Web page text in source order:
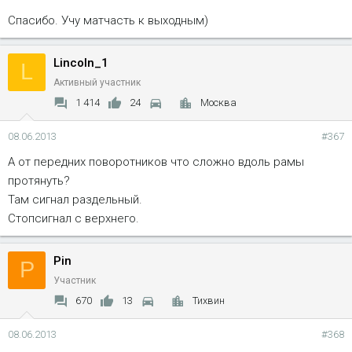
P.S. Если делать на Экспедишне, то можно задний ход
вывести на доп. фару, либо врезать маленький патрон в тот
же нижний прозрачный сектор и запитать все там. Надо не
забыть в этом случае проверить по схеме проводок около
подрулевого, он вполне может оказаться не зеленым. Да и
Спасибо. Учу матчасть к выходным)
L Lincoln_1
Активный участник
1 414 24 Москва
08.06.2013 #367
А от передних поворотников что сложно вдоль рамы
протянуть?
Там сигнал раздельный.
Стопсигнал с верхнего.
P Pin
Участник
670 13 Тихвин
08.06.2013 #368